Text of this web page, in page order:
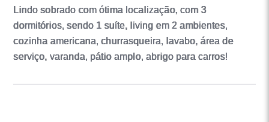
Lindo sobrado com ótima localização, com 3
dormitórios, sendo 1 suíte, living em 2 ambientes,
cozinha americana, churrasqueira, lavabo, área de
serviço, varanda, pátio amplo, abrigo para carros!